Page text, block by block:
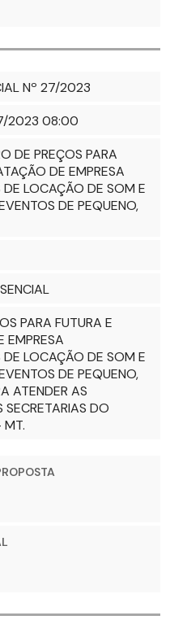
Nº 27/2023
2023 08:00
DE PREÇOS PARA
DE EMPRESA
DE LOCAÇÃO DE SOM E
DE PEQUENO,
PARA FUTURA E
EMPRESA
DE LOCAÇÃO DE SOM E
DE PEQUENO,
ATENDER AS
SECRETARIAS DO
MT.